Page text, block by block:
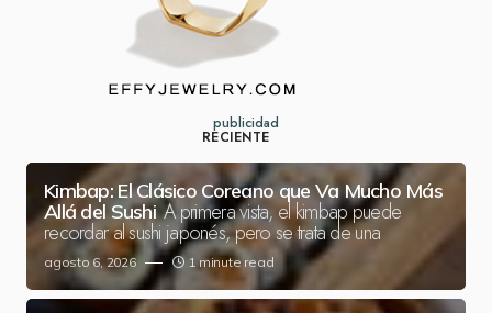
publicidad
RECIENTE
Kimbap: El Clásico Coreano que Va Mucho Más
Allá del Sushi A primera vista, el kimbap puede
recordar al sushi japonés, pero se trata de una
agosto 6, 2026 1 minute read